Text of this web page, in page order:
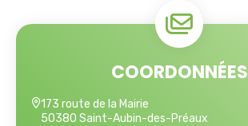
COORDONNÉES
173 route de la Mairie
50380 Saint-Aubin-des-Préaux